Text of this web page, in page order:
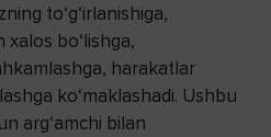
to‘g‘irlanishiga,
bo‘lishga,
harakatlar
ko‘maklashadi. Ushbu
arg‘amchi bilan